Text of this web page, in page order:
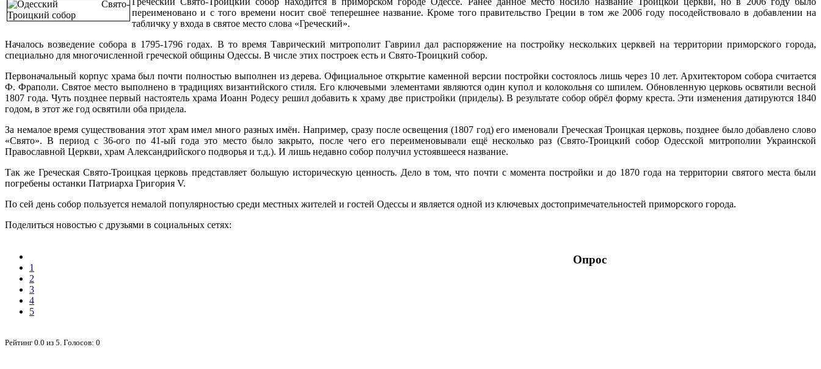
переименовано и с того времени носит своё теперешнее название. Кроме того правительство Греции в том же 2006 году посодействовало в добавлении на
табличку у входа в святое место слова «Греческий».
Началось возведение собора в 1795-1796 годах. В то время Таврический митрополит Гавриил дал распоряжение на постройку нескольких церквей на территории приморского города,
специально для многочисленной греческой общины Одессы. В числе этих построек есть и Свято-Троицкий собор.
Первоначальный корпус храма был почти полностью выполнен из дерева. Официальное открытие каменной версии постройки состоялось лишь через 10 лет. Архитектором собора считается
Ф. Фраполи. Святое место выполнено в традициях византийского стиля. Его ключевыми элементами являются один купол и колокольня со шпилем. Обновленную церковь освятили весной
1807 года. Чуть позднее первый настоятель храма Иоанн Родесу решил добавить к храму две пристройки (приделы). В результате собор обрёл форму креста. Эти изменения датируются 1840
годом, в этот же год освятили оба придела.
За немалое время существования этот храм имел много разных имён. Например, сразу после освещения (1807 год) его именовали Греческая Троицкая церковь, позднее было добавлено слово
«Свято». В период с 36-ого по 41-ый года это место было закрыто, после чего его переименовывали ещё несколько раз (Свято-Троицкий собор Одесской митрополии Украинской
Православной Церкви, храм Александрийского подворья и т.д.). И лишь недавно собор получил устоявшееся название.
Так же Греческая Свято-Троицкая церковь представляет большую историческую ценность. Дело в том, что почти с момента постройки и до 1870 года на территории святого места были
погребены останки Патриарха Григория V.
По сей день собор пользуется немалой популярностью среди местных жителей и гостей Одессы и является одной из ключевых достопримечательностей приморского города.
Поделиться новостью с друзьями в социальных сетях:
1
2
3
4
5
Рейтинг 0.0 из 5 . Голосов: 0
Опрос